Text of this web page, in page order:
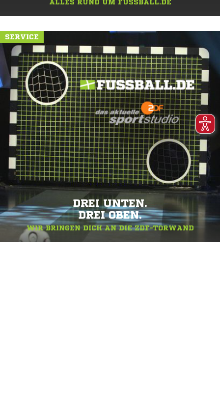
ALLES RUND UM FUSSBALL.DE
SERVICE
DREI UNTEN.
DREI OBEN.
WIR BRINGEN DICH AN DIE ZDF-TORWAND